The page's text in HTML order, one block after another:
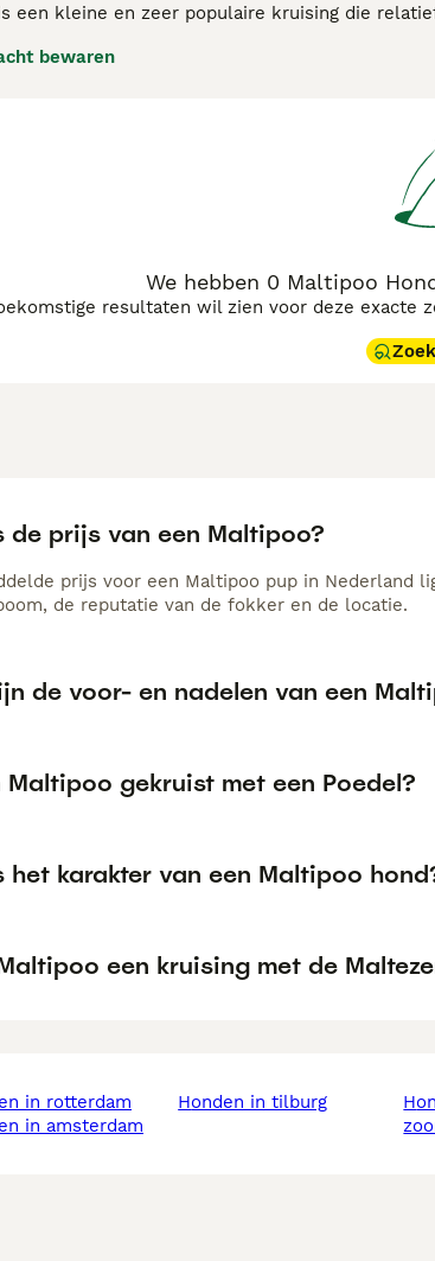
een kleine en zeer populaire kruising die
hebben een schattig uiterlijk en het feit dat
adviespagina voor informatie over dit
bewaren
We hebben 0 Maltipoo
resultaten wil zien voor deze exacte
de prijs van een Maltipoo?
prijs voor een Maltipoo pup in Nederland
de reputatie van de fokker en de locatie.
de voor- en nadelen van een
Maltipoo gekruist met een Poedel?
het karakter van een Maltipoo
een kruising met de
in rotterdam
in amsterdam
honden in tilburg
honden in bergen op